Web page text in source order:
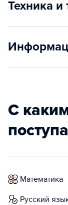
Техника и
С
математика
русский